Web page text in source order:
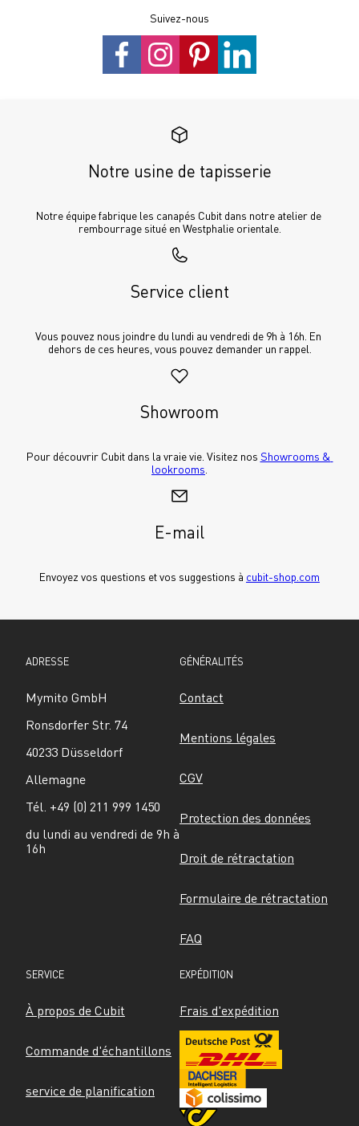
Suivez-nous
Notre usine de tapisserie
Notre équipe fabrique les canapés Cubit dans notre atelier de
rembourrage situé en Westphalie orientale.
Service client
Vous pouvez nous joindre du lundi au vendredi de 9h à 16h. En
dehors de ces heures, vous pouvez demander un rappel.
Showroom
Pour découvrir Cubit dans la vraie vie. Visitez nos Showrooms &
lookrooms
E-mail
Envoyez vos questions et vos suggestions à cubit-shop.com
ADRESSE
Mymito GmbH
Ronsdorfer Str. 74
40233 Düsseldorf
Allemagne
Tél. +49 (0) 211 999 1450
du lundi au vendredi de 9h à
16h
GÉNÉRALITÉS
Contact
Mentions légales
CGV
Protection des données
Droit de rétractation
Formulaire de rétractation
FAQ
SERVICE
À propos de Cubit
Commande d'échantillons
service de planification
EXPÉDITION
Frais d'expédition